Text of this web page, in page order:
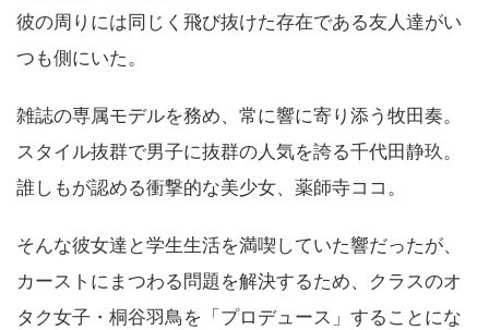
彼の周りには同じく飛び抜けた存在である友人達がい
つも側にいた。
雑誌の専属モデルを務め、常に響に寄り添う牧田奏。
スタイル抜群で男子に抜群の人気を誇る千代田静玖。
誰しもが認める衝撃的な美少女、薬師寺ココ。
そんな彼女達と学生生活を満喫していた響だったが、
カーストにまつわる問題を解決するため、クラスのオ
タク女子・桐谷羽鳥を「プロデュース」することにな